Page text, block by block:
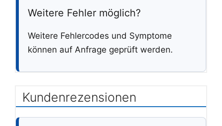
Weitere Fehler möglich?
Weitere Fehlercodes und Symptome
können auf Anfrage geprüft werden.
Kundenrezensionen